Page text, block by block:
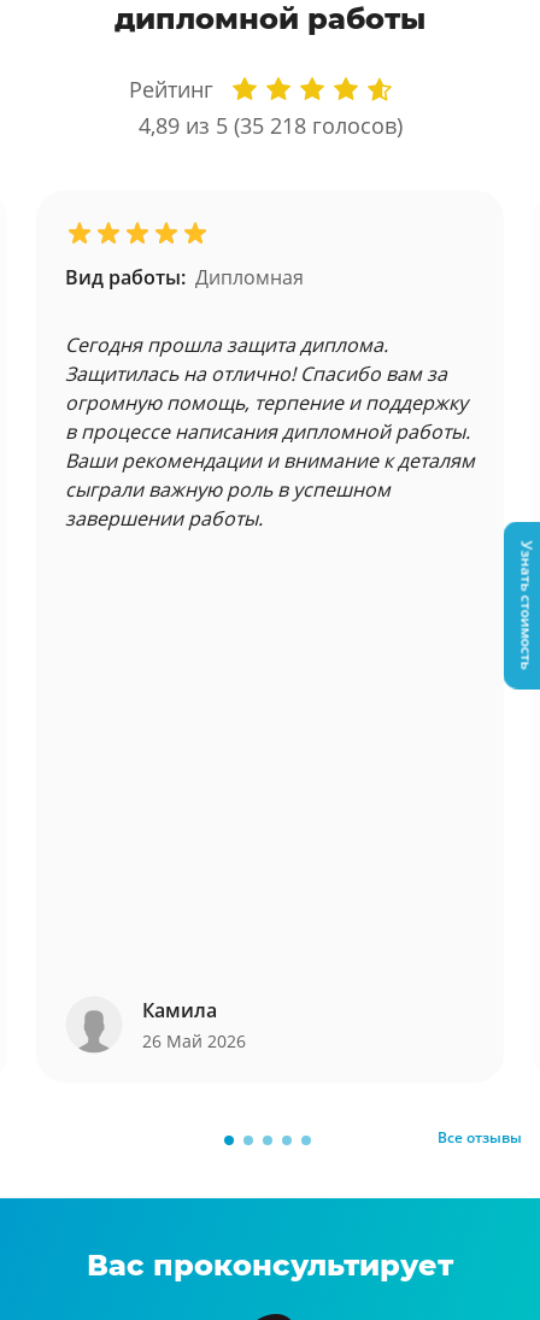
дипломной работы
Рейтинг
4,89 из 5 (35 218голосов)
Вид работы: Дипломная
Сегодня прошла защита диплома.
Защитилась на отлично! Спасибо вам за
огромную помощь, терпение и поддержку
в процессе написания дипломной работы.
Ваши рекомендации и внимание к деталям
сыграли важную роль в успешном
завершении работы.
Камила
26 Май 2026
Все отзывы
Вас проконсультирует
Узнать стоимость